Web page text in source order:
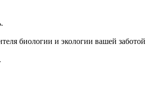
биологии и экологии вашей